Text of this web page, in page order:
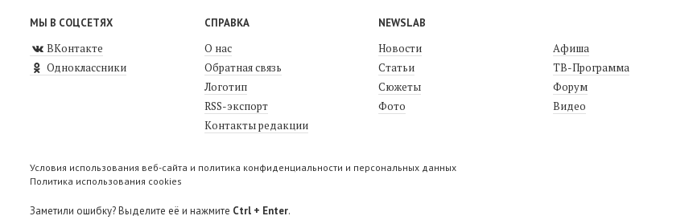
МЫ В СОЦСЕТЯХ
ВКонтакте
Одноклассники
СПРАВКА
О нас
Обратная связь
Логотип
RSS-экспорт
Контакты редакции
NEWSLAB
Новости
Статьи
Сюжеты
Фото
Афиша
ТВ-Программа
Форум
Видео
Условия использования веб-сайта и политика конфиденциальности и персональных данных
Политика использования cookies
Заметили ошибку? Выделите её и нажмите Ctrl + Enter.